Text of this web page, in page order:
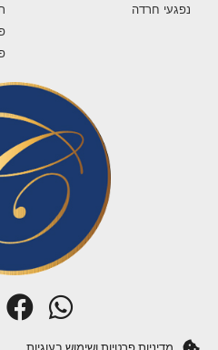
נפגעי חרדה
מדיניות פרטיות ושימוש בעוגיות